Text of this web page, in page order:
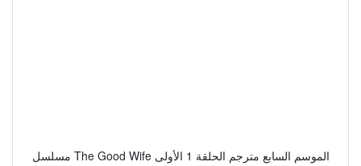
مسلسل The Good Wife الموسم السابع مترجم الحلقة 1 الأولى